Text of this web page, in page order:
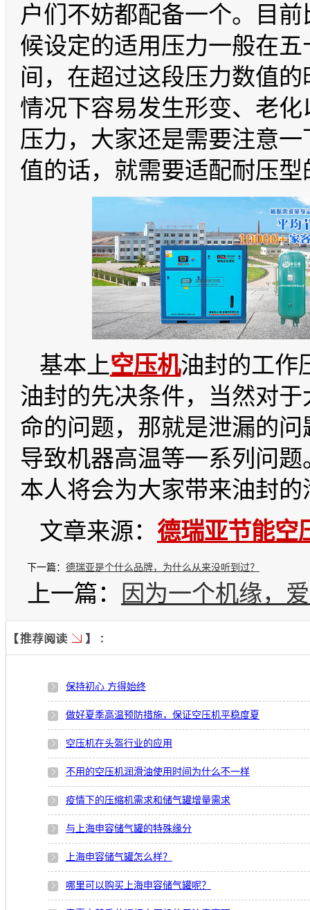
户们不妨都配备一个。目
候设定的适用压力一般在
间，在超过这段压力数值
情况下容易发生形变、老
压力，大家还是需要注意
值的话，就需要适配耐压型
基本上空压机油封的工作
油封的先决条件，当然对
命的问题，那就是泄漏的
导致机器高温等一系列问
本人将会为大家带来油封
文章来源： 德瑞亚节能空
下一篇： 德瑞亚是个什么品牌，为什么从来没听到过？
上一篇： 因为一个机缘，
保持初心 方得始终
做好夏季高温预防措施，保证空压机平稳度夏
空压机在头盔行业的应用
不用的空压机润滑油使用时间为什么不一样
疫情下的压缩机需求和储气罐增量需求
与上海申容储气罐的特殊缘分
上海申容储气罐怎么样？
哪里可以购买上海申容储气罐呢？